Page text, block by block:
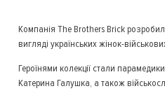
Компанія The Brothers Brick
вигляді українських жінок-
Героїнями колекції стали
Катерина Галушка, а також